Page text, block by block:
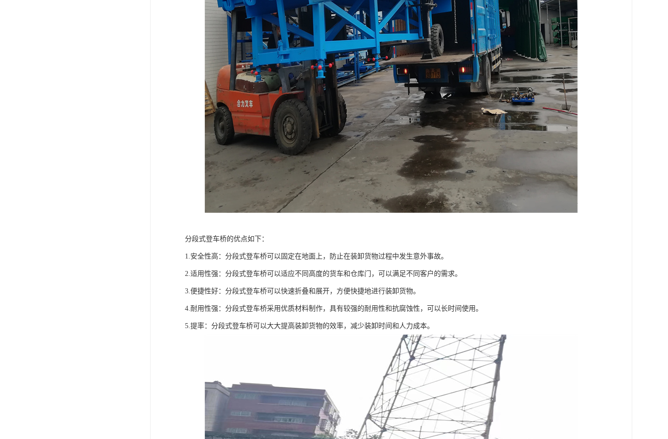
分段式登车桥的优点如下：
1.安全性高：分段式登车桥可以固定在地面上，防止在装卸货物过程中发生意外事故。
2.适用性强：分段式登车桥可以适应不同高度的货车和仓库门，可以满足不同客户的需求。
3.便捷性好：分段式登车桥可以快速折叠和展开，方便快捷地进行装卸货物。
4.耐用性强：分段式登车桥采用优质材料制作，具有较强的耐用性和抗腐蚀性，可以长时间使用。
5.提率：分段式登车桥可以大大提高装卸货物的效率，减少装卸时间和人力成本。